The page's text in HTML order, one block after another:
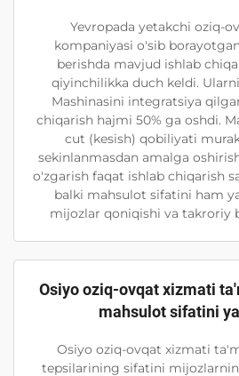
Yevropada yetakchi oziq-
kompaniyasi o'sib
berishda mavjud ishlab
qiyinchilikka duch keldi.
Mashinasini integratsiya
chiqarish hajmi 50% ga oshdi.
cut (kesish) qobiliyati
sekinlanmasdan amalga
o'zgarish faqat ishlab chiqarish
balki mahsulot sifatini ham
mijozlar qoniqishi va takroriy
Osiyo oziq-ovqat xizmati
mahsulot sifatini
Osiyo oziq-ovqat xizmati
tepsilarining sifatini